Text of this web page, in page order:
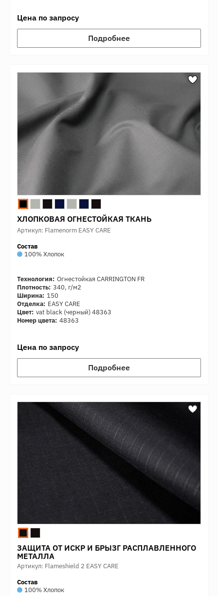
Цена по запросу
Подробнее
ХЛОПКОВАЯ ОГНЕСТОЙКАЯ ТКАНЬ
Артикул: Flamenorm EASY CARE
Состав
100% Хлопок
Технология: Огнестойкая CARRINGTON FR
Плотность: 340, г/м2
Ширина: 150
Отделка: EASY CARE
Цвет: vat black (черный) 48363
Номер цвета: 48363
Цена по запросу
Подробнее
ЗАЩИТА ОТ ИСКР И БРЫЗГ РАСПЛАВЛЕННОГО
МЕТАЛЛА
Артикул: Flameshield 2 EASY CARE
Состав
100% Хлопок